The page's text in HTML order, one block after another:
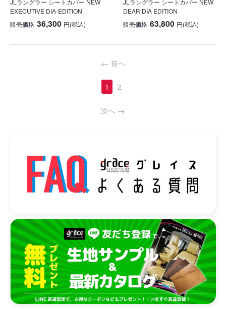
EXECUTIVE DIA-EDITION
販売価格 36,300 円(税込)
DEAR DIA EDITION
販売価格 63,800 円(税込)
前へ
1 2
次へ